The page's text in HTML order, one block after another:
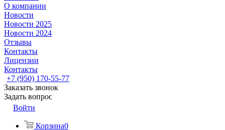
О компании
Новости
Новости 2025
Новости 2024
Отзывы
Контакты
Лицензии
Контакты
+7 (950) 170-55-77
Заказать звонок
Задать вопрос
Войти
Корзина0